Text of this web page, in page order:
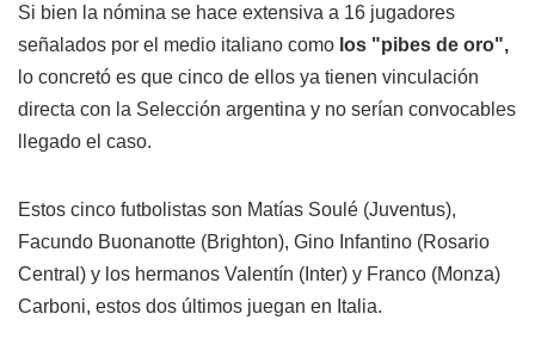
Si bien la nómina se hace extensiva a 16 jugadores
señalados por el medio italiano como los "pibes de oro",
lo concretó es que cinco de ellos ya tienen vinculación
directa con la Selección argentina y no serían convocables
llegado el caso.
Estos cinco futbolistas son Matías Soulé (Juventus),
Facundo Buonanotte (Brighton), Gino Infantino (Rosario
Central) y los hermanos Valentín (Inter) y Franco (Monza)
Carboni, estos dos últimos juegan en Italia.